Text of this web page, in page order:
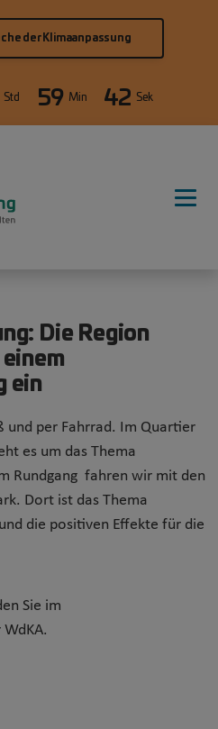
der Klimaanpassung
Std 59 Min 42 Sek
Die Region
ein
und per Fahrrad. Im Quartier
es um das Thema
Rundgang fahren wir mit den
Dort ist das Thema
die positiven Effekte für die
Sie im